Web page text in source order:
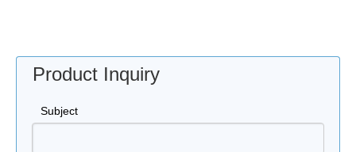
Product Inquiry
Subject